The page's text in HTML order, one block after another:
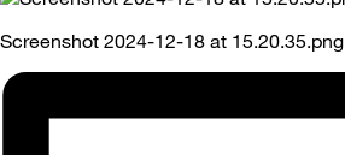
Screenshot 2024-12-18 at 15.20.35.png